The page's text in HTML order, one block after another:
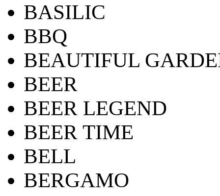
BASILIC
BBQ
BEAUTIFUL
BEER
BEER LEGEND
BEER TIME
BELL
BERGAMO